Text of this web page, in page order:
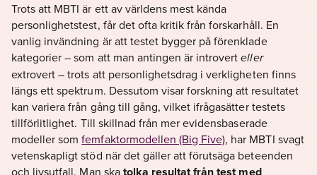
Trots att MBTI är ett av världens mest kända
personlighetstest, får det ofta kritik från forskarhåll. En
vanlig invändning är att testet bygger på förenklade
kategorier – som att man antingen är introverteller
extrovert – trots att personlighetsdrag i verkligheten finns
längs ett spektrum. Dessutom visar forskning att resultatet
kan variera från gång till gång, vilket ifrågasätter testets
tillförlitlighet. Till skillnad från mer evidensbaserade
modeller somfemfaktormodellen (Big Five), har MBTI svagt
vetenskapligt stöd när det gäller att förutsäga beteenden
och livsutfall. Man ska